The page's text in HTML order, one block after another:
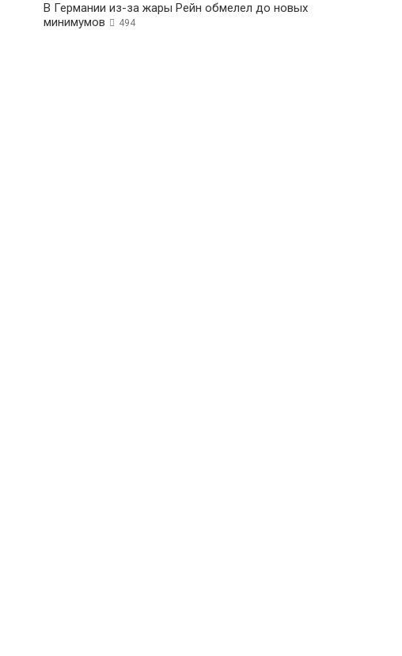
В Германии из-за жары Рейн обмелел до новых
минимумов
494